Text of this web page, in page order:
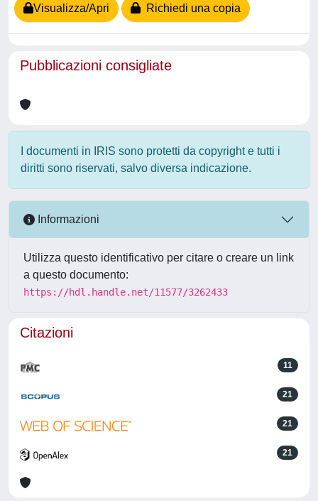
Visualizza/Apri Richiedi una copia
Pubblicazioni consigliate
I documenti in IRIS sono protetti da copyright e tutti i
diritti sono riservati, salvo diversa indicazione.
Informazioni
Utilizza questo identificativo per citare o creare un link
a questo documento:
https://hdl.handle.net/11577/3262433
Citazioni
11
21
21
21